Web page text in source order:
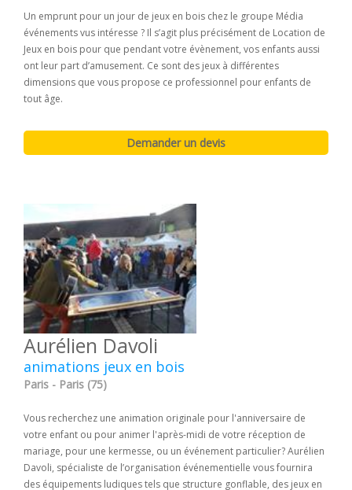
Un emprunt pour un jour de jeux en bois chez le groupe Média
événements vus intéresse ? Il s’agit plus précisément de Location de
Jeux en bois pour que pendant votre évènement, vos enfants aussi
ont leur part d’amusement. Ce sont des jeux à différentes
dimensions que vous propose ce professionnel pour enfants de
tout âge.
Aurélien Davoli
animations jeux en bois
Paris - Paris (75)
Vous recherchez une animation originale pour l'anniversaire de
votre enfant ou pour animer l'après-midi de votre réception de
mariage, pour une kermesse, ou un événement particulier? Aurélien
Davoli, spécialiste de l’organisation événementielle vous fournira
des équipements ludiques tels que structure gonflable, des jeux en